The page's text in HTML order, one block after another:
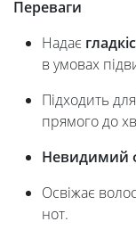
Переваги
Надає
в умовах
Підходить
прямого до
Невидимий
Освіжає
нот.